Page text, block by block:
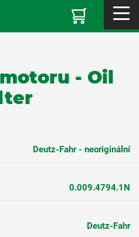
- Oil
Deutz-Fahr - neoriginální
0.009.4794.1N
Deutz-Fahr